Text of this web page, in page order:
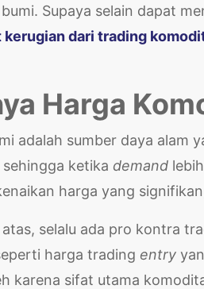
Supaya selain dapat
dari trading
Harga
adalah sumber daya alam
ketika demand
harga yang
selalu ada pro kontra
harga trading entry
karena sifat utama